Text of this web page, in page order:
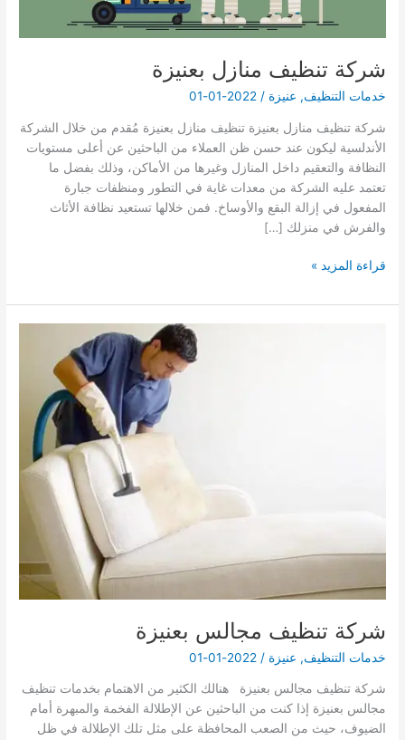
شركة تنظيف منازل بعنيزة
خدمات التنظيف, عنيزة /
2022-01-01
شركة تنظيف منازل بعنيزة تنظيف منازل بعنيزة مُقدم من خلال الشركة
الأندلسية ليكون عند حسن ظن العملاء من الباحثين عن أعلى مستويات
النظافة والتعقيم داخل المنازل وغيرها من الأماكن، وذلك بفضل ما
تعتمد عليه الشركة من معدات غاية في التطور ومنظفات جبارة
المفعول في إزالة البقع والأوساخ. فمن خلالها تستعيد نظافة الأثاث
والفرش في منزلك […]
شركة
منازل
قراءة المزيد »
شركة تنظيف مجالس بعنيزة
خدمات التنظيف, عنيزة /
2022-01-01
شركة تنظيف مجالس بعنيزة هنالك الكثير من الاهتمام بخدمات تنظيف
مجالس بعنيزة إذا كنت من الباحثين عن الإطلالة الفخمة والمبهرة أمام
الضيوف، حيث من الصعب المحافظة على مثل تلك الإطلالة في ظل